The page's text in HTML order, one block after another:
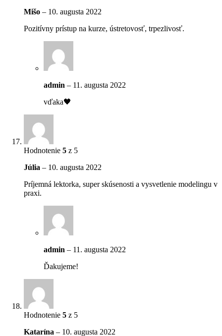
Mišo – 10. augusta 2022
Pozitívny prístup na kurze, ústretovosť, trpezlivosť.
admin – 11. augusta 2022
vďaka🖤
Hodnotenie 5 z 5
Júlia – 10. augusta 2022
Príjemná lektorka, super skúsenosti a vysvetlenie modelingu v
praxi.
admin – 11. augusta 2022
Ďakujeme!
Hodnotenie 5 z 5
Katarína – 10. augusta 2022